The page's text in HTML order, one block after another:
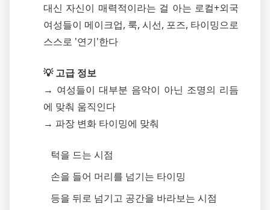
대신 자신이 매력적이라는 걸 아는 로컬+외국
여성들이 메이크업, 룩, 시선, 포즈, 타이밍으로
스스로 '연기'한다
💡 고급 정보
→ 여성들이 대부분 음악이 아닌 조명의 리듬
에 맞춰 움직인다
→ 파장 변화 타이밍에 맞춰
턱을 드는 시점
손을 들어 머리를 넘기는 타이밍
등을 뒤로 넘기고 공간을 바라보는 시점